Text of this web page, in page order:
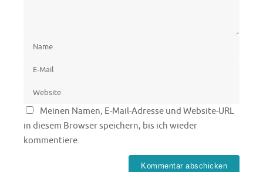
Meinen Namen, E-Mail-Adresse und Website-URL
in diesem Browser speichern, bis ich wieder
kommentiere.